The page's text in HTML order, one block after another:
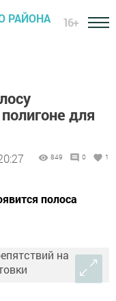
РАЙОНА 16+
для
849 0 1
полоса